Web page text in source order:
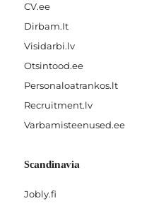
CV.ee
Dirbam.It
Visidarbi.lv
Otsintood.ee
Personaloatrankos.lt
Recruitment.lv
Varbamisteenused.ee
Scandinavia
Jobly.fi